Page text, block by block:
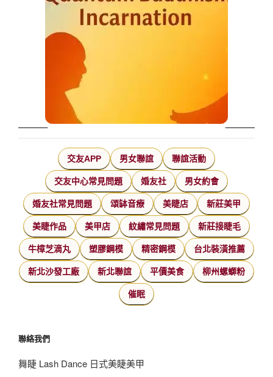
交友APP 男女聯誼 聯誼活動
交友中心常見問題 婚友社 男女約會
婚友社常見問題 頌缽音療 美睫店 新莊美甲
美睫作品 美甲店 紋繡常見問題 新莊接睫毛
牛樟芝滴丸 塑膠鋼模 精密鋼模 台北裝潢推薦
新北沙發工廠 新北聯誼 平價美食 柳州螺螄粉
催眠
聯絡我們
舞睫 Lash Dance 日式美睫美甲